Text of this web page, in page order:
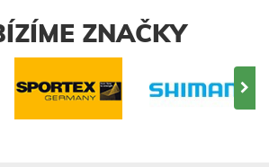
ZNAČKY